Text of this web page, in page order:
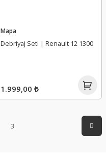
Mapa
Debriyaj Seti | Renault 12 1300
1.999,00 ₺
3